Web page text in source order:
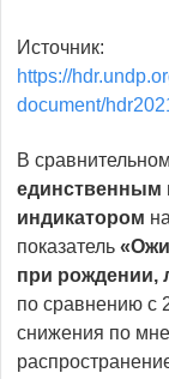
Источник:
https://
document/
В
единственным
индикатором
показатель
при рождении,
по сравнению с
снижения по